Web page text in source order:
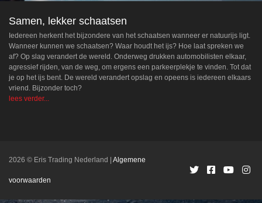
Samen, lekker schaatsen
Iedereen herkent het bijzondere van het schaatsen wanneer er natuurijs ligt.
Wanneer kunnen we schaatsen? Waar houdt het ijs? Hoe laat spreken we
af? Op slag verandert de wereld. Onderweg drukken automobilisten elkaar,
agressief rijden, van de weg, om ergens een parkeerplekje te vinden. Tot dat
je op het ijs bent. De wereld verandert opslag en opeens is iedereen elkaars
vriend. Bijzonder toch?
lees verder...
2026 © Eris Trading Nederland Algemene
voorwaarden